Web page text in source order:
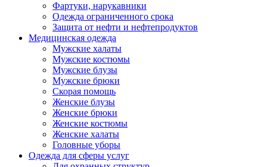
Фартуки, нарукавники
Одежда ограниченного срока
Защита от нефти и нефтепродуктов
Медицинская одежда
Мужские халаты
Мужские костюмы
Мужские блузы
Мужские брюки
Скорая помощь
Женские блузы
Женские брюки
Женские костюмы
Женские халаты
Головные уборы
Одежда для сферы услуг